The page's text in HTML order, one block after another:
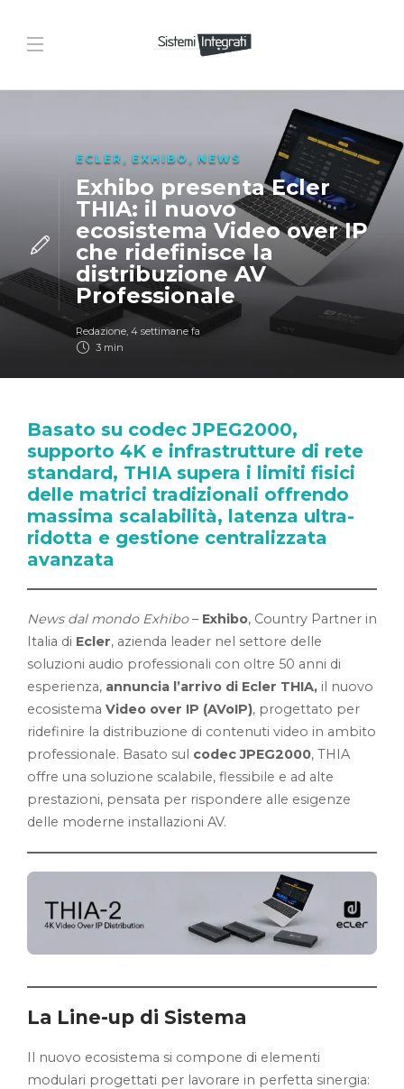
ECLER , EXHIBO , NEWS
Exhibo presenta Ecler
THIA: il nuovo
ecosistema Video over IP
che ridefinisce la
distribuzione AV
Professionale
Redazione, 4 settimane fa
3 min
Basato su codec JPEG2000,
supporto 4K e infrastrutture di rete
standard, THIA supera i limiti fisici
delle matrici tradizionali offrendo
massima scalabilità, latenza ultra-
ridotta e gestione centralizzata
avanzata
News dal mondo Exhibo– Exhibo, Country Partner in
Italia di Ecler, azienda leader nel settore delle
soluzioni audio professionali con oltre 50 anni di
esperienza, annuncia l’arrivo di Ecler THIA, il nuovo
ecosistema Video over IP (AVoIP), progettato per
ridefinire la distribuzione di contenuti video in ambito
professionale. Basato sul codec JPEG2000, THIA
offre una soluzione scalabile, flessibile e ad alte
prestazioni, pensata per rispondere alle esigenze
delle moderne installazioni AV.
La Line-up di Sistema
Il nuovo ecosistema si compone di elementi
modulari progettati per lavorare in perfetta sinergia: